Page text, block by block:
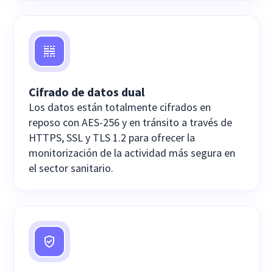
Cifrado de datos dual
Los datos están totalmente cifrados en
reposo con AES-256 y en tránsito a través de
HTTPS, SSL y TLS 1.2 para ofrecer la
monitorización de la actividad más segura en
el sector sanitario.